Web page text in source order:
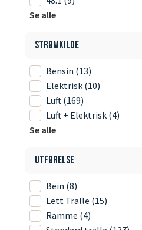
Se alle
Strømkilde
Bensin (13)
Elektrisk (10)
Luft (169)
Luft + Elektrisk (4)
Se alle
Utførelse
Bein (8)
Lett Tralle (15)
Ramme (4)